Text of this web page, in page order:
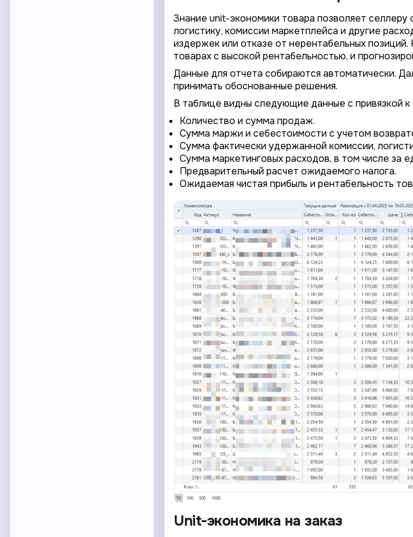
Знание unit-экономики товара позволяет
логистику, комиссии маркетплейса и другие
издержек или отказе от нерентабельных
товарах с высокой рентабельностью, и
Данные для отчета собираются автоматически.
принимать обоснованные решения.
В таблице видны следующие данные с привязкой к
Количество и сумма продаж.
Сумма маржи и себестоимости с учетом
Сумма фактически удержанной комиссии,
Сумма маркетинговых расходов, в том числе за
Предварительный расчет ожидаемого налога.
Ожидаемая чистая прибыль и рентабельность
Unit-экономика на заказ